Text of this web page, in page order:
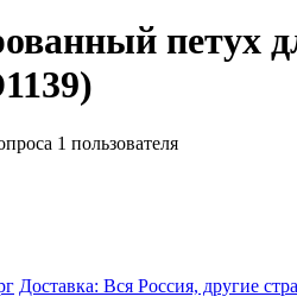
петух
1 пользователя
Доставка: Вся Россия, другие